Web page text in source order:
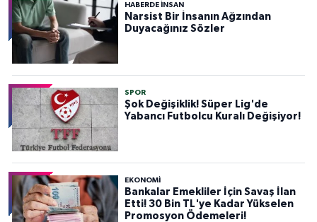
HABERDE INSAN
Narsist Bir İnsanın Ağzından
Duyacağınız Sözler
SPOR
Şok Değişiklik! Süper Lig'de
Yabancı Futbolcu Kuralı Değişiyor!
EKONOMİ
Bankalar Emekliler İçin Savaş İlan
Etti! 30 Bin TL'ye Kadar Yükselen
Promosyon Ödemeleri!